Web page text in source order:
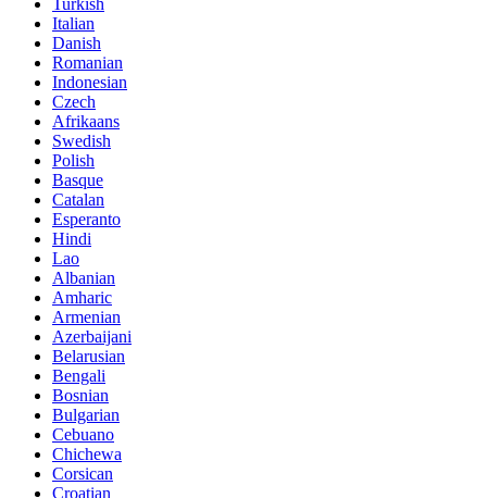
Turkish
Italian
Danish
Romanian
Indonesian
Czech
Afrikaans
Swedish
Polish
Basque
Catalan
Esperanto
Hindi
Lao
Albanian
Amharic
Armenian
Azerbaijani
Belarusian
Bengali
Bosnian
Bulgarian
Cebuano
Chichewa
Corsican
Croatian